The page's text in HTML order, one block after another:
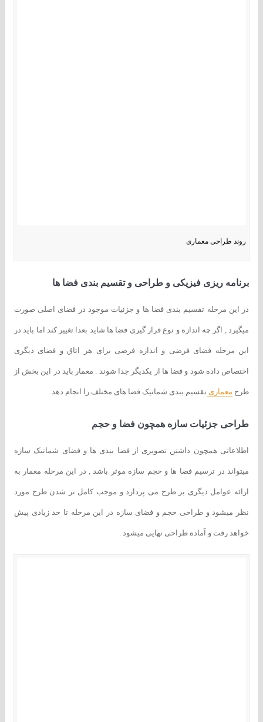
روند طراحی معماری
برنامه ریزی فیزیکی و طراحی و تقسیم بندی فضا ها
در این مرحله تقسیم بندی فضا ها و جزئیات موجود در فضای اصلی صورت
میگیرد , اگر چه اندازه و نوع قرار گیری فضا ها شاید بعدا تغییر کند اما باید در
این مرحله فضای فرضی و اندازه فرضی برای هر اتاق و فضای دیگری
اختصاص داده شود و فضا ها از یکدیگر جدا شوند . معمار باید در این بخش از
طرح معماری تقسیم بندی شماتیک فضا های مختلف را انجام دهد .
طراحی جزئیات سازه همچون فضا و حجم
اطلاعاتی همچون داشتن تصویری از فضا بندی ها و فضای شماتیک سازه
میتواند در ترسیم فضا ها و حجم سازه موثر باشد , در این مرحله معمار به
ارائه عوامل دیگری بر طرح می پردازد و موجب کامل تر شدن طرح مورد
نظر میشود و طراحی حجم و فضای سازه در این مرحله تا حد زیادی پیش
خواهد رفت و آماده طراحی نهایی میشود .